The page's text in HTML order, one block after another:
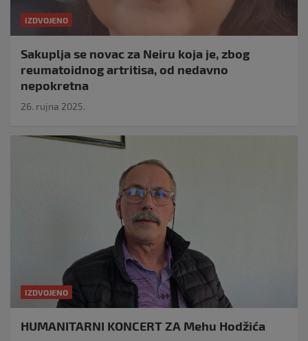
IZDVOJENO
Sakuplja se novac za Neiru koja je, zbog
reumatoidnog artritisa, od nedavno
nepokretna
26. rujna 2025.
IZDVOJENO
HUMANITARNI KONCERT ZA Mehu Hodžića